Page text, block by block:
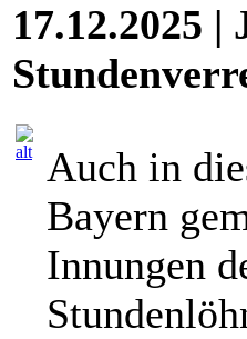
17.12.2025
Auch in
Bayern
Innungen